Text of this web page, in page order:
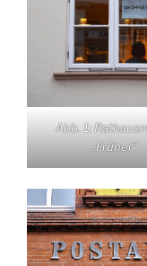
Abb. 1:
„Früher“